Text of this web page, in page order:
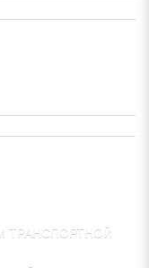
ТРАНСПОРТНОЙ